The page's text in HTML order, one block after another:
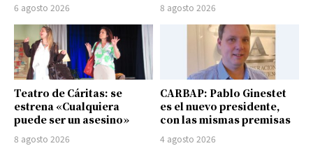
6 agosto 2026 8 agosto 2026
Teatro de Cáritas: se
estrena «Cualquiera
puede ser un asesino»
8 agosto 2026
CARBAP: Pablo Ginestet
es el nuevo presidente,
con las mismas premisas
4 agosto 2026